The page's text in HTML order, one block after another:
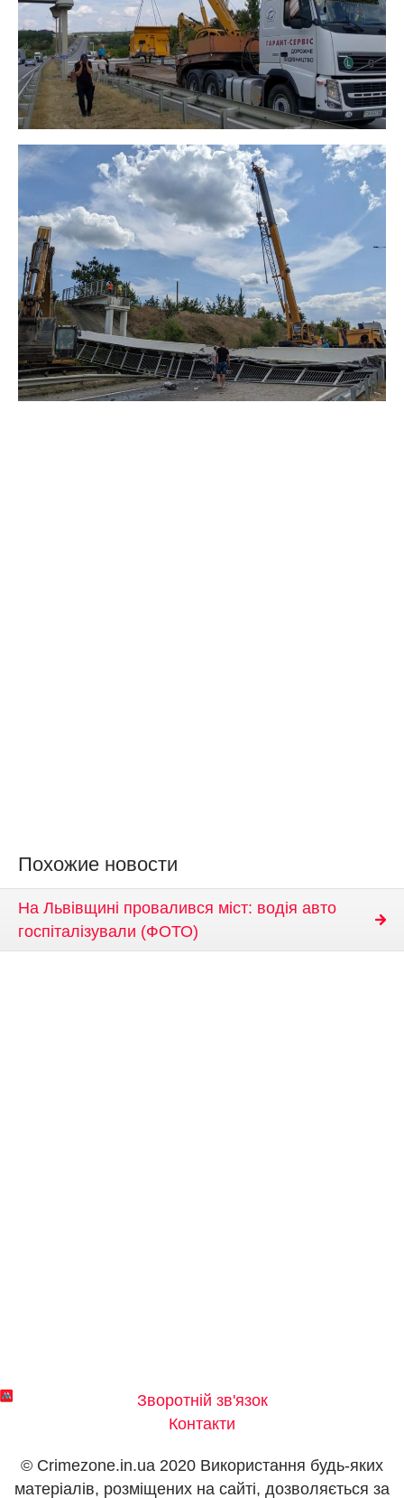
Похожие новости
На Львівщині провалився міст: водія авто
госпіталізували (ФОТО)
Зворотній зв'язок
Контакти
© Crimezone.in.ua 2020 Використання будь-яких
матеріалів, розміщених на сайті, дозволяється за